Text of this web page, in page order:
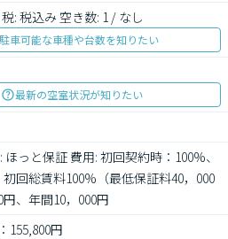
: 税込み 空き数: 1 / なし
駐車可能な車種や台数を知りたい
最新の空室状況が知りたい
っと保証 費用: 初回契約時：100%、
回総賃料100%（最低保証料40，000
、年間10，000円
155,800円